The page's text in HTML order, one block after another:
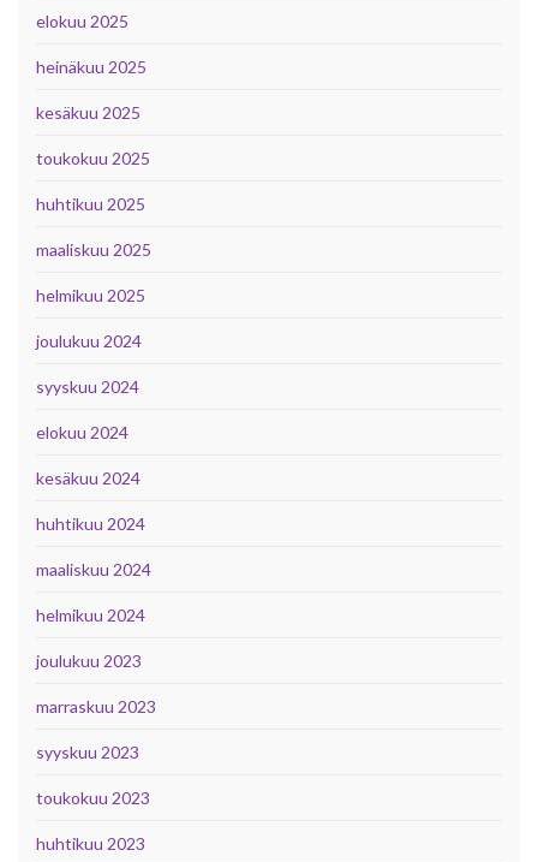
elokuu 2025
heinäkuu 2025
kesäkuu 2025
toukokuu 2025
huhtikuu 2025
maaliskuu 2025
helmikuu 2025
joulukuu 2024
syyskuu 2024
elokuu 2024
kesäkuu 2024
huhtikuu 2024
maaliskuu 2024
helmikuu 2024
joulukuu 2023
marraskuu 2023
syyskuu 2023
toukokuu 2023
huhtikuu 2023